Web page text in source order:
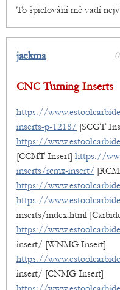
To špiclování mě vadí
jackma
CNC Turning Inserts
https://
inserts-p-1218/ [SCGT
https://
[CCMT Insert] https://
inserts/rcmx-insert/
https://
https://
inserts/index.html
https://
insert/ [WNMG Insert]
https://
insert/ [CNMG Insert]